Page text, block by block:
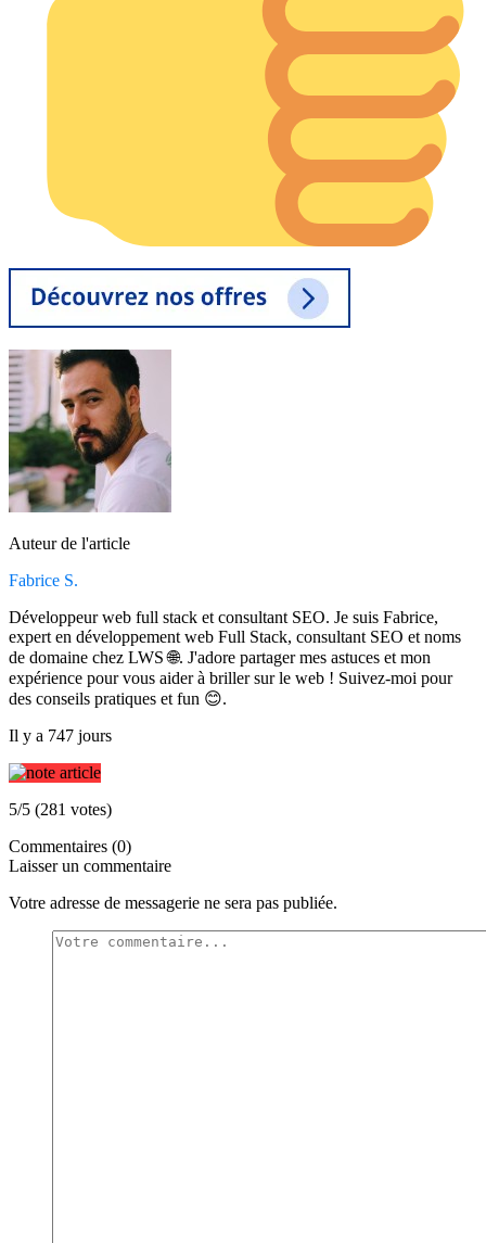
Auteur de l'article
Fabrice S.
Développeur web full stack et consultant SEO. Je suis Fabrice,
expert en développement web Full Stack, consultant SEO et noms
de domaine chez LWS 🌐. J'adore partager mes astuces et mon
expérience pour vous aider à briller sur le web ! Suivez-moi pour
des conseils pratiques et fun 😊.
Il y a 747 jours
5/5 (281 votes)
Commentaires (0)
Laisser un commentaire
Votre adresse de messagerie ne sera pas publiée.